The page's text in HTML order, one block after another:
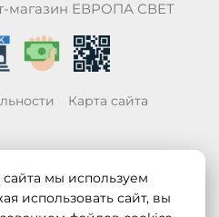
магазин ЕВРОПА СВЕТ
Карта сайта
мы используем
использовать сайт, вы